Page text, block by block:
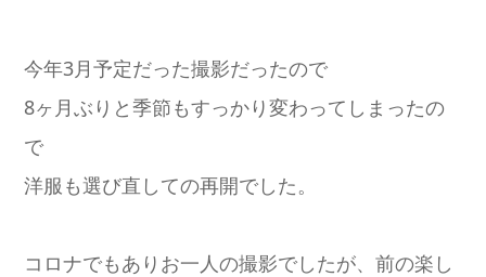
今年3月予定だった撮影だったので
8ヶ月ぶりと季節もすっかり変わってしまったの
で
洋服も選び直しての再開でした。
コロナでもありお一人の撮影でしたが、前の楽し